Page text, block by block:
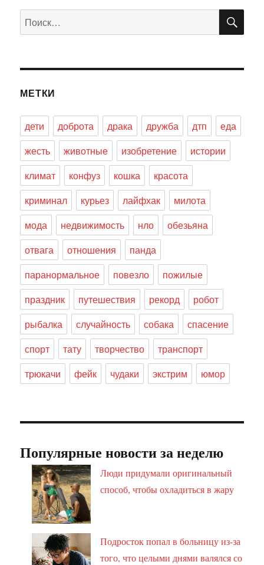
Искать:
МЕТКИ
дети доброта драка дружба дтп
еда
жесть
животные изобретение
истории
климат
конфуз кошка
красота
криминал
курьез лайфхак
милота
мода
недвижимость нло
обезьяна
отвага
отношения
панда
паранормальное
повезло
пожилые
праздник
путешествия рекорд
робот
рыбалка
случайность собака
спасение
спорт
тату творчество
транспорт
трюкачи
фейк чудаки экстрим юмор
Популярные новости за неделю
Люди придумали оригинальный
способ, чтобы охладиться в жару
Подросток попал в больницу из-за
того, что целыми днями валялся со